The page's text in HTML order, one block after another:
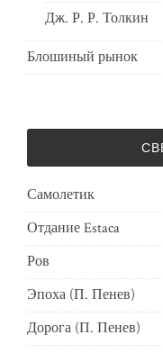
Дж. Р. Р. Толкин
Блошиный рынок
Самолетик
Отдание Estaca
Ров
Эпоха (П. Пенев)
Дорога (П. Пенев)